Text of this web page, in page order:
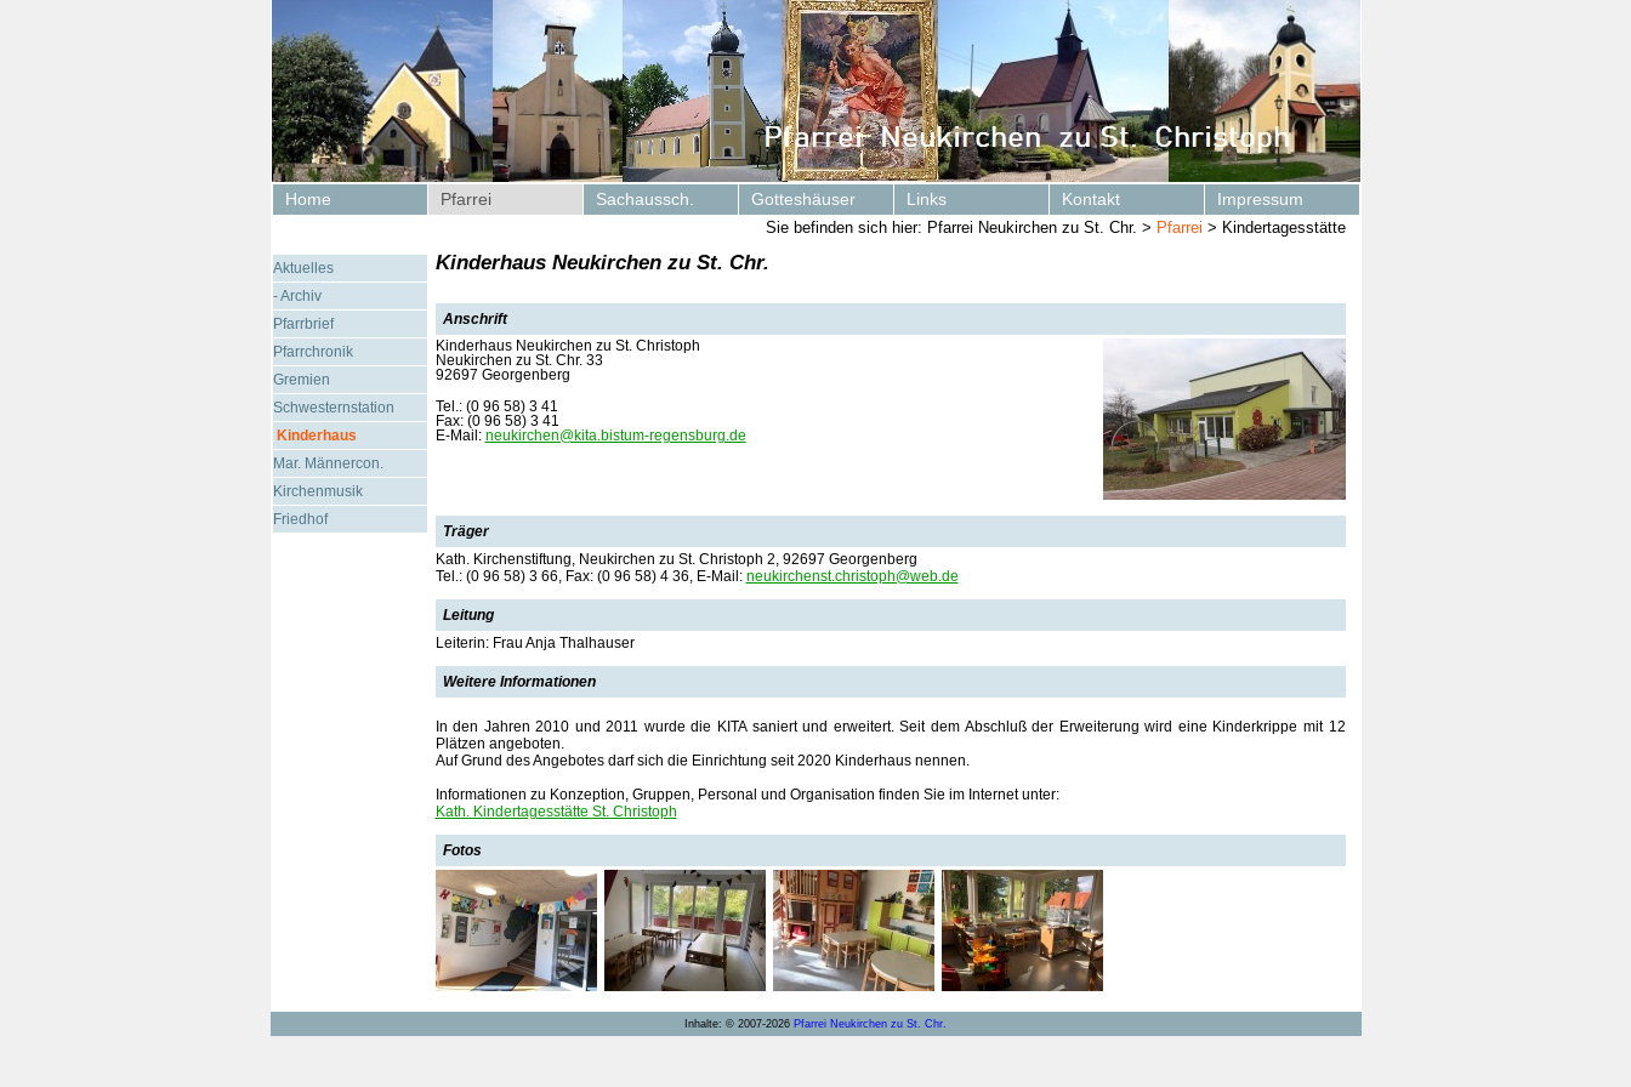
Home Pfarrei Sachaussch. Gotteshäuser Links Kontakt Impressum
Sie befinden sich hier: Pfarrei Neukirchen zu St. Chr. > Pfarrei > Kindertagesstätte
Aktuelles
- Archiv
Pfarrbrief
Pfarrchronik
Gremien
Schwesternstation
Kinderhaus
Mar. Männercon.
Kirchenmusik
Friedhof
Kinderhaus Neukirchen zu St. Chr.
Anschrift
Kinderhaus Neukirchen zu St. Christoph
Neukirchen zu St. Chr. 33
92697 Georgenberg
Tel.: (0 96 58) 3 41
Fax: (0 96 58) 3 41
E-Mail: neukirchen@kita.bistum-regensburg.de
Träger
Kath. Kirchenstiftung, Neukirchen zu St. Christoph 2, 92697 Georgenberg
Tel.: (0 96 58) 3 66, Fax: (0 96 58) 4 36, E-Mail: neukirchenst.christoph@web.de
Leitung
Leiterin: Frau Anja Thalhauser
Weitere Informationen
In den Jahren 2010 und 2011 wurde die KITA saniert und erweitert. Seit dem Abschluß der Erweiterung wird eine Kinderkrippe mit 12
Plätzen angeboten.
Auf Grund des Angebotes darf sich die Einrichtung seit 2020 Kinderhaus nennen.
Informationen zu Konzeption, Gruppen, Personal und Organisation finden Sie im Internet unter:
Kath. Kindertagesstätte St. Christoph
Fotos
Inhalte: © 2007-2026 Pfarrei Neukirchen zu St. Chr.